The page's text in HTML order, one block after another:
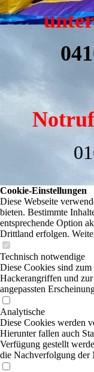
Cookie-Einstellungen
Diese Webseite
bieten. Bestimmte
entsprechende Option
Drittland erfolgen.
Technisch notwendige
Diese Cookies sind
Hackerangriffen und
angepassten
Analytische
Diese Cookies werden
Hierunter fallen auch
Verfügung gestellt
die Nachverfolgung der